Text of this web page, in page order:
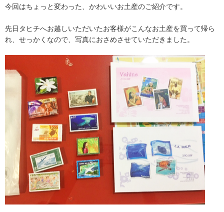
今回はちょっと変わった、かわいいお土産のご紹介です。
先日タヒチへお越しいただいたお客様がこんなお土産を買って帰ら
れ、せっかくなので、写真におさめさせていただきました。